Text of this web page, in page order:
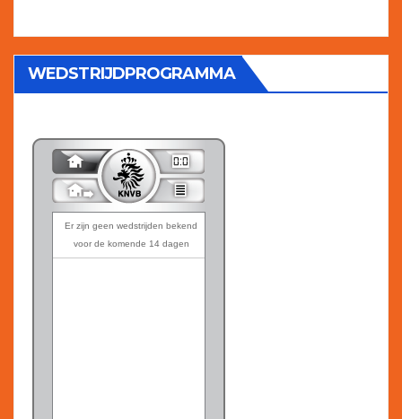
WEDSTRIJDPROGRAMMA